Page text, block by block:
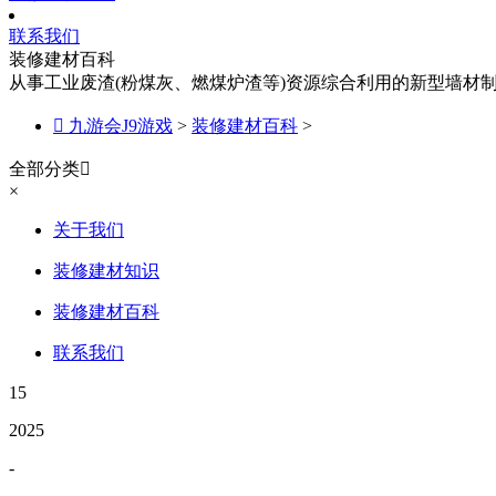
联系我们
装修建材百科
从事工业废渣(粉煤灰、燃煤炉渣等)资源综合利用的新型墙材
 九游会J9游戏 > 装修建材百科 >
全部分类
×
关于我们
装修建材知识
装修建材百科
联系我们
15
2025
-